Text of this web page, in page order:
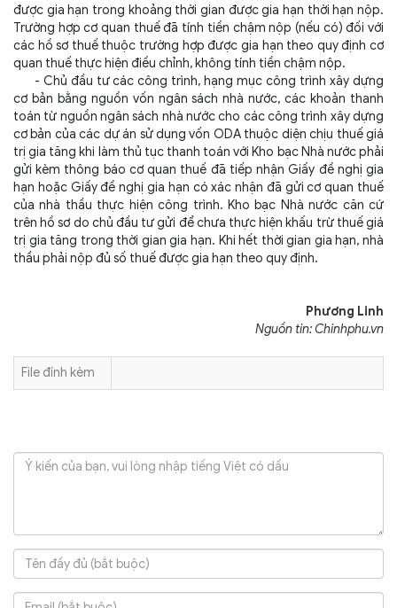
được gia hạn trong khoảng thời gian được gia hạn thời hạn nộp.
Trường hợp cơ quan thuế đã tính tiền chậm nộp (nếu có) đối với
các hồ sơ thuế thuộc trường hợp được gia hạn theo quy định cơ
quan thuế thực hiện điều chỉnh, không tính tiền chậm nộp.
- Chủ đầu tư các công trình, hạng mục công trình xây dựng
cơ bản bằng nguồn vốn ngân sách nhà nước, các khoản thanh
toán từ nguồn ngân sách nhà nước cho các công trình xây dựng
cơ bản của các dự án sử dụng vốn ODA thuộc diện chịu thuế giá
trị gia tăng khi làm thủ tục thanh toán với Kho bạc Nhà nước phải
gửi kèm thông báo cơ quan thuế đã tiếp nhận Giấy đề nghị gia
hạn hoặc Giấy đề nghị gia hạn có xác nhận đã gửi cơ quan thuế
của nhà thầu thực hiện công trình. Kho bạc Nhà nước căn cứ
trên hồ sơ do chủ đầu tư gửi để chưa thực hiện khấu trừ thuế giá
trị gia tăng trong thời gian gia hạn. Khi hết thời gian gia hạn, nhà
thầu phải nộp đủ số thuế được gia hạn theo quy định.
Phương Linh
Nguồn tin: Chinhphu.vn
File đính kèm